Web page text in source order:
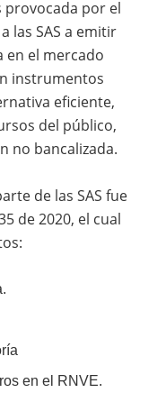
provocada por el
las SAS a emitir
el mercado
instrumentos
eficiente,
del público,
no bancalizada.
de las SAS fue
de 2020, el cual
en el RNVE.